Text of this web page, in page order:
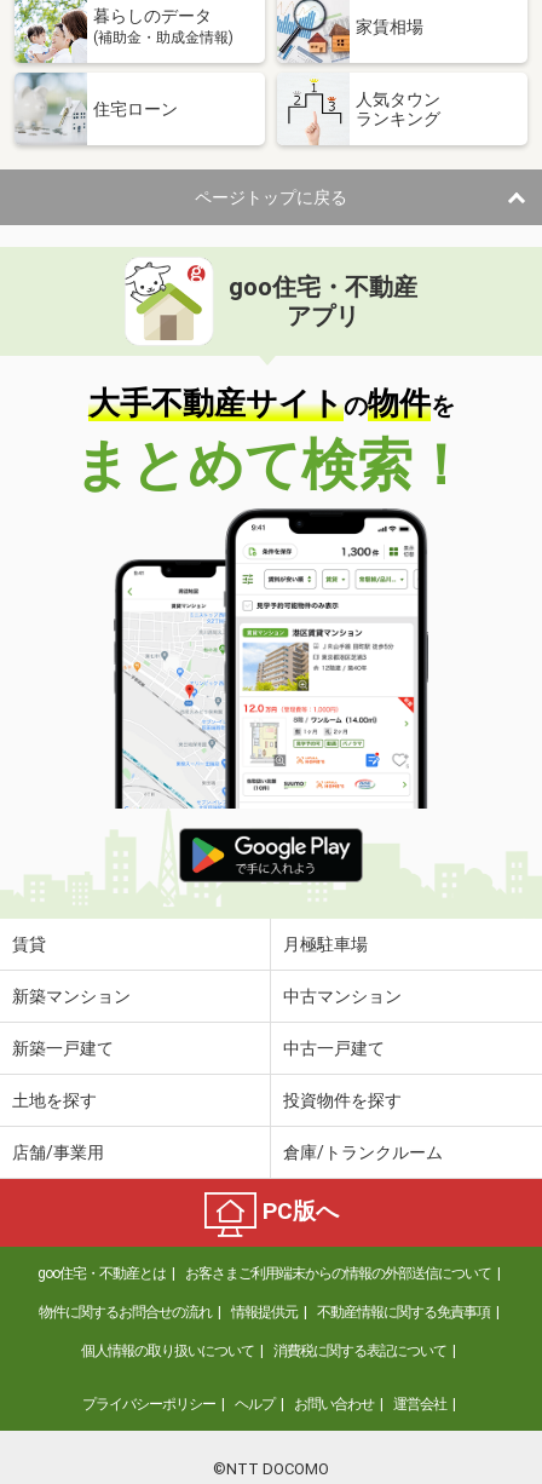
暮らしのデータ
(補助金・助成金情報)
家賃相場
住宅ローン
人気タウン
ランキング
ページトップに戻る
goo住宅・不動産
アプリ
大手不動産サイトの物件を
まとめて検索！
賃貸 月極駐車場
新築マンション 中古マンション
新築一戸建て 中古一戸建て
土地を探す 投資物件を探す
店舗/事業用 倉庫/トランクルーム
PC版へ
goo住宅・不動産とは お客さまご利用端末からの情報の外部送信について
物件に関するお問合せの流れ 情報提供元 不動産情報に関する免責事項
個人情報の取り扱いについて 消費税に関する表記について
プライバシーポリシー ヘルプ お問い合わせ 運営会社
©NTT DOCOMO